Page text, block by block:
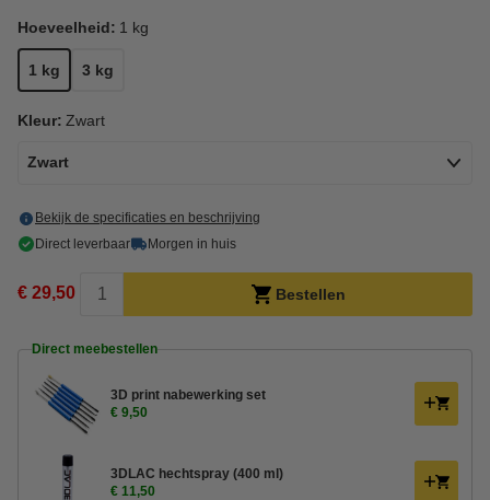
Hoeveelheid: 1 kg
1 kg 3 kg
Kleur: Zwart
Zwart
Bekijk de specificaties en beschrijving
Direct leverbaar
Morgen in huis
€ 29,50 Bestellen
Direct meebestellen
3D print nabewerking set
€ 9,50
3DLAC hechtspray (400 ml)
€ 11,50